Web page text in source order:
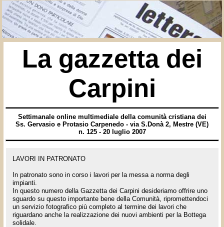
La gazzetta dei
Carpini
Settimanale online multimediale della comunità cristiana dei
Ss. Gervasio e Protasio Carpenedo - via S.Donà 2, Mestre (VE)
n. 125 - 20 luglio 2007
LAVORI IN PATRONATO
In patronato sono in corso i lavori per la messa a norma degli
impianti.
In questo numero della Gazzetta dei Carpini desideriamo offrire uno
sguardo su questo importante bene della Comunità, ripromettendoci
un servizio fotografico più completo al termine dei lavori che
riguardano anche la realizzazione dei nuovi ambienti per la Bottega
solidale.